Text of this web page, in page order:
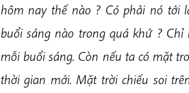
hôm nay thế nào ? Có phải nó tới
buổi sáng nào trong quá khứ ?
mỗi buổi sáng. Còn nếu ta có mặt
thời gian mới. Mặt trời chiếu soi